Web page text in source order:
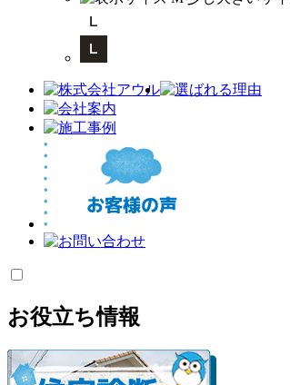
お役立ち情報